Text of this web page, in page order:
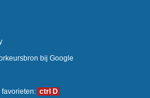
bij Google
favorieten: ctrl D